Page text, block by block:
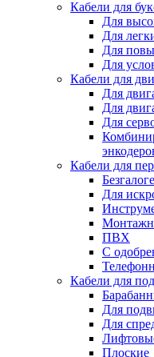
Кабели для
Для
Для
Для
Для
Кабели для
Для
Для
Для
Кабели для
Для
ПВХ
С
Кабели для
Для
Для
Плоские